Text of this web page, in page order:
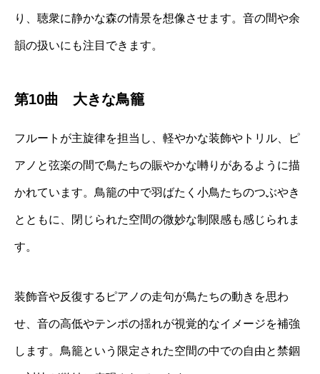
り、聴衆に静かな森の情景を想像させます。音の間や余
韻の扱いにも注目できます。
第10曲 大きな鳥籠
フルートが主旋律を担当し、軽やかな装飾やトリル、ピ
アノと弦楽の間で鳥たちの賑やかな囀りがあるように描
かれています。鳥籠の中で羽ばたく小鳥たちのつぶやき
とともに、閉じられた空間の微妙な制限感も感じられま
す。
装飾音や反復するピアノの走句が鳥たちの動きを思わ
せ、音の高低やテンポの揺れが視覚的なイメージを補強
します。鳥籠という限定された空間の中での自由と禁錮